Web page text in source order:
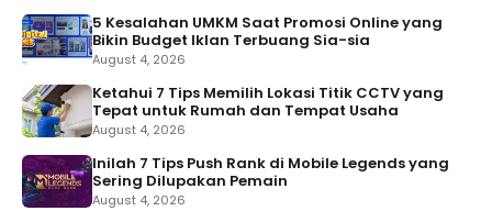
5 Kesalahan UMKM Saat Promosi Online yang
Bikin Budget Iklan Terbuang Sia-sia
August 4, 2026
Ketahui 7 Tips Memilih Lokasi Titik CCTV yang
Tepat untuk Rumah dan Tempat Usaha
August 4, 2026
Inilah 7 Tips Push Rank di Mobile Legends yang
Sering Dilupakan Pemain
August 4, 2026